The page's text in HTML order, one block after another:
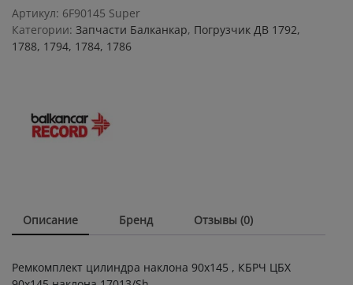
90х145
,
КБРЧ
quantity
Артикул: 6F90145 Super
Категории: Запчасти Балканкар, Погрузчик ДВ 1792,
1788, 1794, 1784, 1786
Описание Бренд Отзывы (0)
Ремкомплект цилиндра наклона 90х145 , КБРЧ ЦБХ